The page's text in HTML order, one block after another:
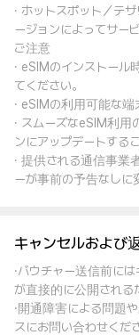
· ホットスポット／テ
ージョンによってサー
ご注意
· eSIMのインストール
てください。
· eSIMの利用可能な端
· スムーズなeSIM利用
ンにアップデートする
· 提供される通信事業
ーが事前の予告なしに
キャンセルおよび
·バウチャー送信前に
が直接的に公開される
·開通障害による問題
スにお問い合わせくだ